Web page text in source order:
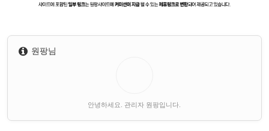
원팡님
안녕하세요. 관리자 원팡입니다.